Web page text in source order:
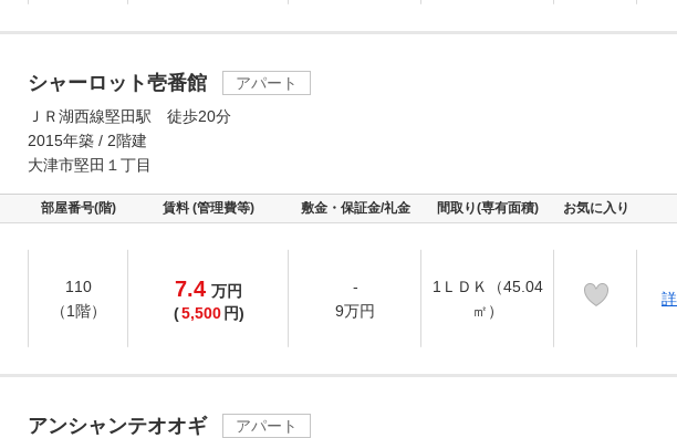
シャーロット壱番館
アパート
ＪＲ湖西線堅田駅 徒歩20分
2015年築 / 2階建
大津市堅田１丁目
部屋番号(階) 賃料 (管理費等) 敷金・保証金/礼金 間取り(専有面積) お気に入り
110
（1階）
7.4 万円
(5,500 円)
-
9万円
1ＬＤＫ（45.04
㎡）
アンシャンテオオギ
アパート